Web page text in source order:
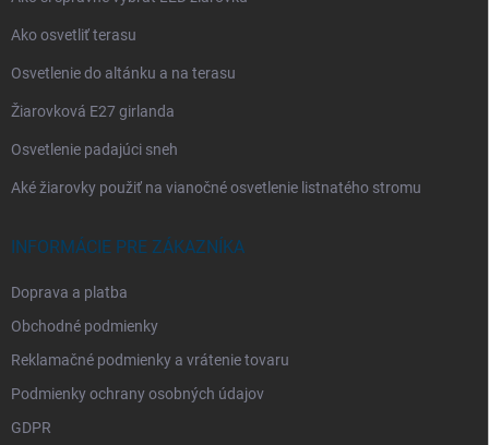
Ako osvetliť terasu
Osvetlenie do altánku a na terasu
Žiarovková E27 girlanda
Osvetlenie padajúci sneh
Aké žiarovky použiť na vianočné osvetlenie listnatého stromu
INFORMÁCIE PRE ZÁKAZNÍKA
Doprava a platba
Obchodné podmienky
Reklamačné podmienky a vrátenie tovaru
Podmienky ochrany osobných údajov
GDPR